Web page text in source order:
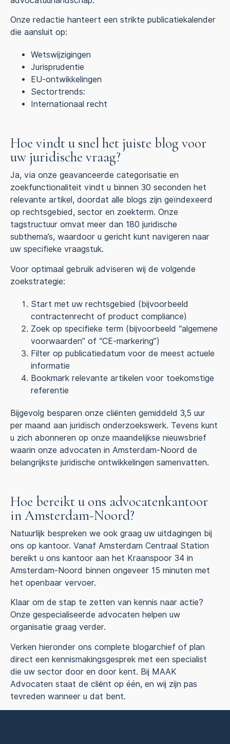
Onze redactie hanteert een strikte publicatiekalender
die aansluit op:
Wetswijzigingen
Jurisprudentie
EU-ontwikkelingen
Sectortrends:
Internationaal recht
Hoe vindt u snel het juiste blog voor
uw juridische vraag?
Ja, via onze geavanceerde categorisatie en
zoekfunctionaliteit vindt u binnen 30 seconden het
relevante artikel, doordat alle blogs zijn geïndexeerd
op rechtsgebied, sector en zoekterm. Onze
tagstructuur omvat meer dan 180 juridische
subthema’s, waardoor u gericht kunt navigeren naar
uw specifieke vraagstuk.
Voor optimaal gebruik adviseren wij de volgende
zoekstrategie:
Start met uw rechtsgebied (bijvoorbeeld
contractenrecht of product compliance)
Zoek op specifieke term (bijvoorbeeld “algemene
voorwaarden” of “CE-markering”)
Filter op publicatiedatum voor de meest actuele
informatie
Bookmark relevante artikelen voor toekomstige
referentie
Bijgevolg besparen onze cliënten gemiddeld 3,5 uur
per maand aan juridisch onderzoekswerk. Tevens kunt
u zich abonneren op onze maandelijkse nieuwsbrief
waarin onze advocaten in Amsterdam-Noord de
belangrijkste juridische ontwikkelingen samenvatten.
Hoe bereikt u ons advocatenkantoor
in Amsterdam-Noord?
Natuurlijk bespreken we ook graag uw uitdagingen bij
ons op kantoor. Vanaf Amsterdam Centraal Station
bereikt u ons kantoor aan het Kraanspoor 34 in
Amsterdam-Noord binnen ongeveer 15 minuten met
het openbaar vervoer.
Klaar om de stap te zetten van kennis naar actie?
Onze gespecialiseerde advocaten helpen uw
organisatie graag verder.
Verken hieronder ons complete blogarchief of plan
direct een kennismakingsgesprek met een specialist
die uw sector door en door kent. Bij MAAK
Advocaten staat de cliënt op één, en wij zijn pas
tevreden wanneer u dat bent.